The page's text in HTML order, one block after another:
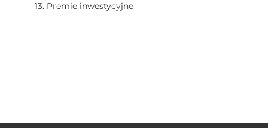
13. Premie inwestycyjne